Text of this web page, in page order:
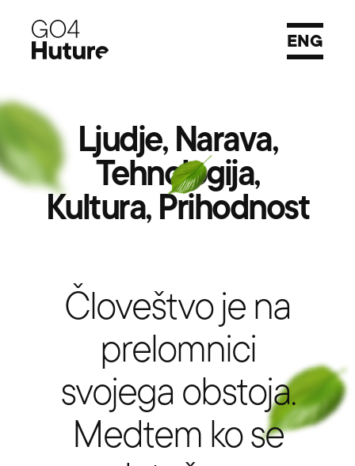
ENG
Ljudje, Narava,
Tehnologija,
Kultura, Prihodnost
Človeštvo je na
prelomnici
svojega obstoja.
Medtem ko se